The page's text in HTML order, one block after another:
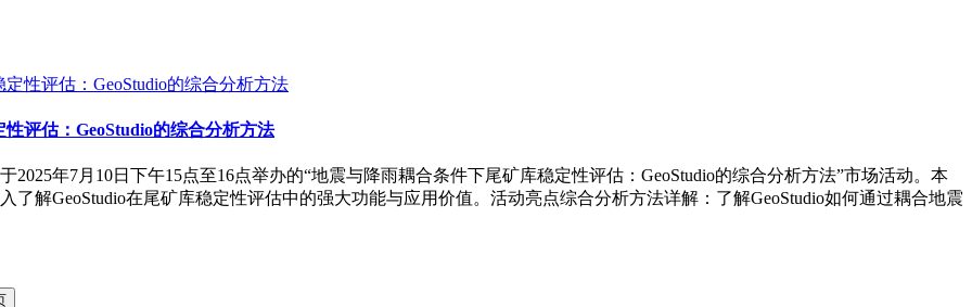
评估：GeoStudio的综合分析方法
年7月10日下午15点至16点举办的“地震与降雨耦合条件下尾矿库稳定性评估：GeoStudio的综合分析方法”市场活动。本
解GeoStudio在尾矿库稳定性评估中的强大功能与应用价值。活动亮点综合分析方法详解：了解GeoStudio如何通过耦合地震